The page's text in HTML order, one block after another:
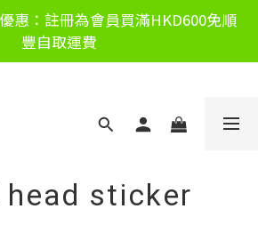
惠：註冊為會員買滿HKD600免順
豐自取運費
sticker